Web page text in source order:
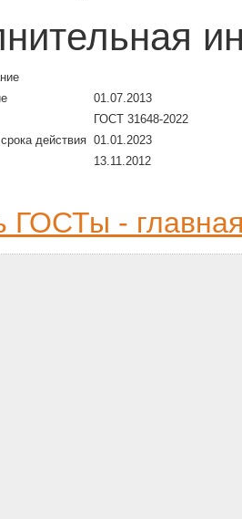
01.07.2013
ГОСТ 31648-2022
действия 01.01.2023
13.11.2012
ГОСТы -